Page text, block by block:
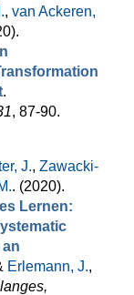
, van Ackeren,
.
, 87-90.
J., Zawacki-
. (2020).
Lernen:
Erlemann, J.,